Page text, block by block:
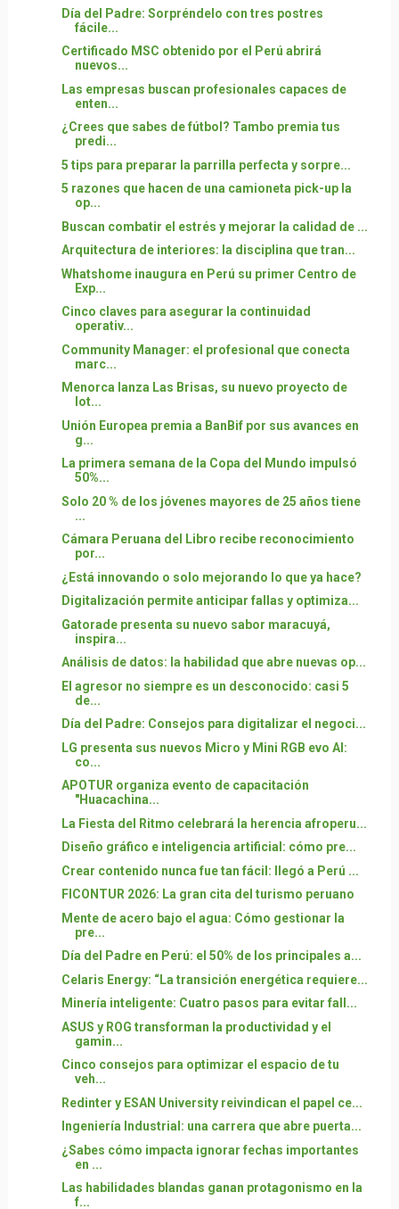
Día del Padre: Sorpréndelo con tres postres
fácile...
Certificado MSC obtenido por el Perú abrirá
nuevos...
Las empresas buscan profesionales capaces de
enten...
¿Crees que sabes de fútbol? Tambo premia tus
predi...
5 tips para preparar la parrilla perfecta y sorpre...
5 razones que hacen de una camioneta pick-up la
op...
Buscan combatir el estrés y mejorar la calidad de ...
Arquitectura de interiores: la disciplina que tran...
Whatshome inaugura en Perú su primer Centro de
Exp...
Cinco claves para asegurar la continuidad
operativ...
Community Manager: el profesional que conecta
marc...
Menorca lanza Las Brisas, su nuevo proyecto de
lot...
Unión Europea premia a BanBif por sus avances en
g...
La primera semana de la Copa del Mundo impulsó
50%...
Solo 20 % de los jóvenes mayores de 25 años tiene
...
Cámara Peruana del Libro recibe reconocimiento
por...
¿Está innovando o solo mejorando lo que ya hace?
Digitalización permite anticipar fallas y optimiza...
Gatorade presenta su nuevo sabor maracuyá,
inspira...
Análisis de datos: la habilidad que abre nuevas op...
El agresor no siempre es un desconocido: casi 5
de...
Día del Padre: Consejos para digitalizar el negoci...
LG presenta sus nuevos Micro y Mini RGB evo AI:
co...
APOTUR organiza evento de capacitación
"Huacachina...
La Fiesta del Ritmo celebrará la herencia afroperu...
Diseño gráfico e inteligencia artificial: cómo pre...
Crear contenido nunca fue tan fácil: llegó a Perú ...
FICONTUR 2026: La gran cita del turismo peruano
Mente de acero bajo el agua: Cómo gestionar la
pre...
Día del Padre en Perú: el 50% de los principales a...
Celaris Energy: “La transición energética requiere...
Minería inteligente: Cuatro pasos para evitar fall...
ASUS y ROG transforman la productividad y el
gamin...
Cinco consejos para optimizar el espacio de tu
veh...
Redinter y ESAN University reivindican el papel ce...
Ingeniería Industrial: una carrera que abre puerta...
¿Sabes cómo impacta ignorar fechas importantes
en ...
Las habilidades blandas ganan protagonismo en la
f...